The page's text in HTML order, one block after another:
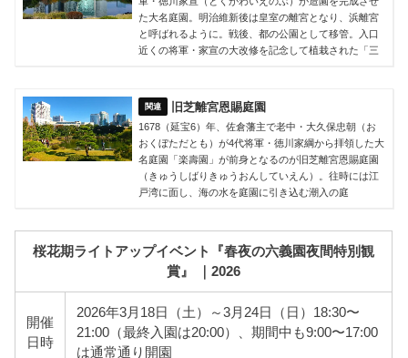
た大名庭園。明治維新後は皇室の離宮となり、浜離宮
と呼ばれるように。戦後、都の公園として移管。入口
近くの将軍・家宣の大改修を記念して植栽された「三
旧芝離宮恩賜庭園
1678（延宝6）年、佐倉藩主で老中・大久保忠朝（お
おくぼただとも）が4代将軍・徳川家綱から拝領した大
名庭園「楽壽園」が前身となるのが旧芝離宮恩賜庭園
（きゅうしばりきゅうおんしていえん）。往時には江
戸湾に面し、海の水を庭園に引き込む潮入の庭
桜花期ライトアップイベント『春夜の六義園夜間特別観
賞』 ｜2026
開催
日時
2026年3月18日（土）～3月24日（日）18:30〜
21:00（最終入園は20:00）、期間中も9:00〜17:00
は通常通り開園